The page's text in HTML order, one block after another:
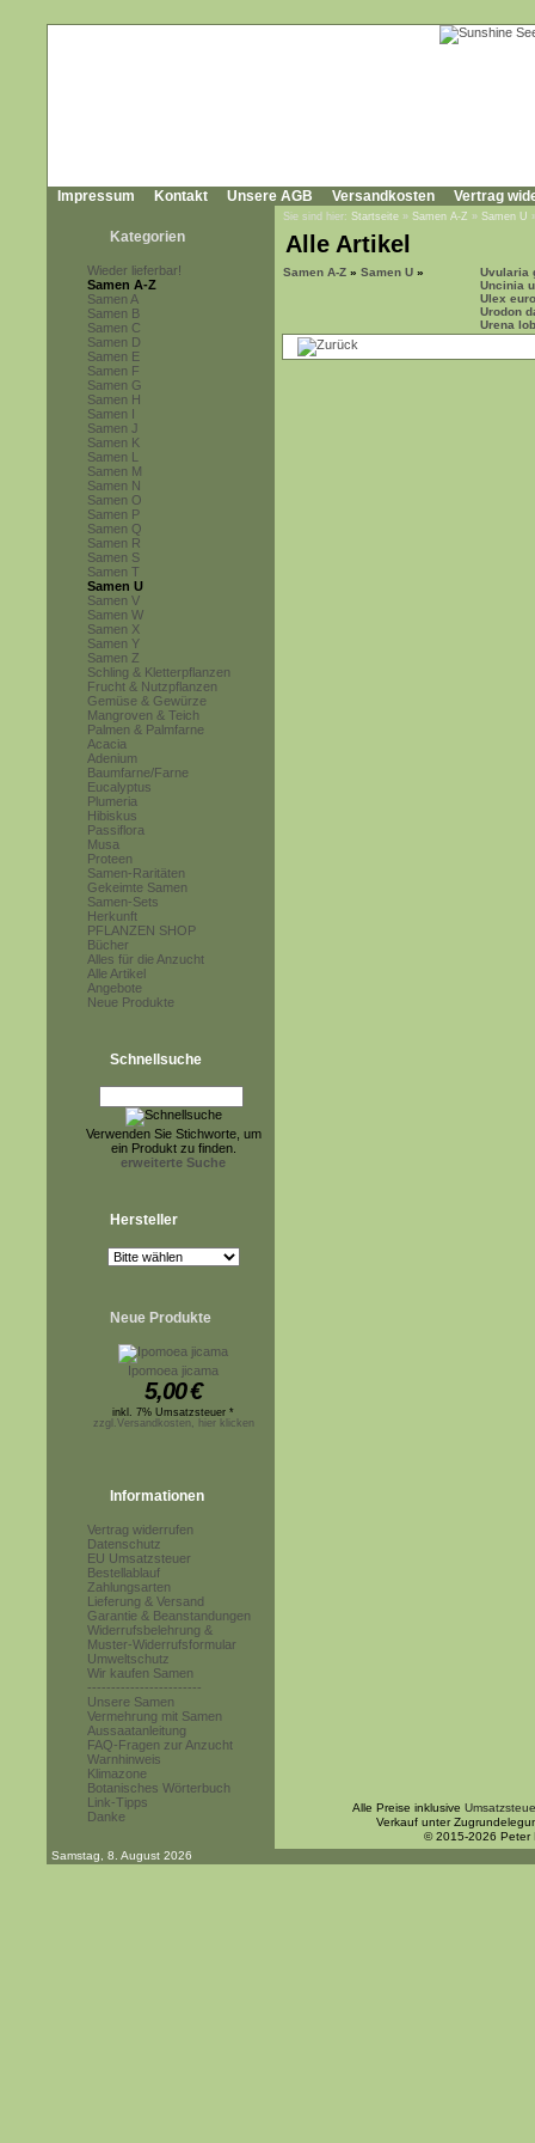
Impressum Kontakt Unsere AGB Versandkosten Vertrag
Kategorien
Wieder lieferbar!
Samen A-Z
Samen A
Samen B
Samen C
Samen D
Samen E
Samen F
Samen G
Samen H
Samen I
Samen J
Samen K
Samen L
Samen M
Samen N
Samen O
Samen P
Samen Q
Samen R
Samen S
Samen T
Samen U
Samen V
Samen W
Samen X
Samen Y
Samen Z
Schling & Kletterpflanzen
Frucht & Nutzpflanzen
Gemüse & Gewürze
Mangroven & Teich
Palmen & Palmfarne
Acacia
Adenium
Baumfarne/Farne
Eucalyptus
Plumeria
Hibiskus
Passiflora
Musa
Proteen
Samen-Raritäten
Gekeimte Samen
Samen-Sets
Herkunft
PFLANZEN SHOP
Bücher
Alles für die Anzucht
Alle Artikel
Angebote
Neue Produkte
Schnellsuche
Verwenden Sie Stichworte, um
ein Produkt zu finden.
erweiterte Suche
Hersteller
Neue Produkte
Ipomoea jicama
5,00€
inkl. 7% Umsatzsteuer *
zzgl.Versandkosten, hier klicken
Informationen
Vertrag widerrufen
Datenschutz
EU Umsatzsteuer
Bestellablauf
Zahlungsarten
Lieferung & Versand
Garantie & Beanstandungen
Widerrufsbelehrung &
Muster-Widerrufsformular
Umweltschutz
Wir kaufen Samen
------------------------
Unsere Samen
Vermehrung mit Samen
Aussaatanleitung
FAQ-Fragen zur Anzucht
Warnhinweis
Klimazone
Botanisches Wörterbuch
Link-Tipps
Danke
Sie sind hier: Startseite » Samen A-Z » Samen U
Alle Artikel
Samen A-Z » Samen U »
Uvularia
Uncinia
Ulex
Urodon
Urena
Alle Preise inklusive
Verkauf unter
© 2015-2026 Peter
Samstag, 8. August 2026